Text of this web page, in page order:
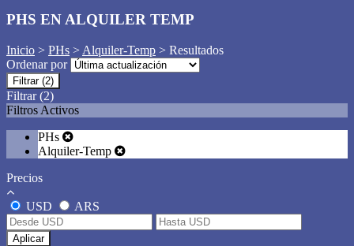
PHS EN ALQUILER TEMP
Inicio > PHs > Alquiler-Temp > Resultados
Ordenar por
Filtrar (2)
Filtrar (2)
Filtros Activos
PHs
Alquiler-Temp
Precios
USD ARS
Aplicar